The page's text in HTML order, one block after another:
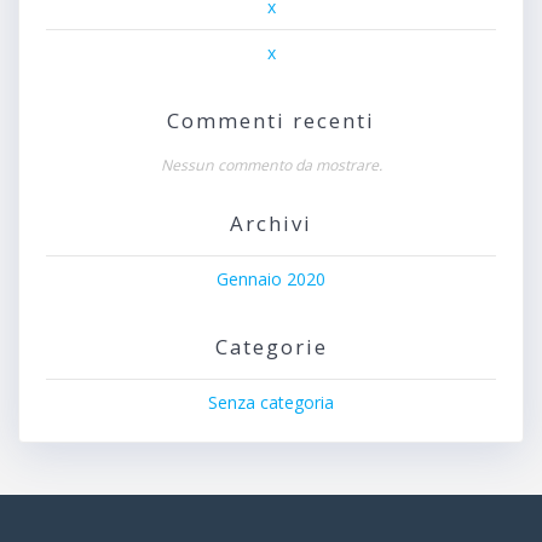
x
x
Commenti recenti
Nessun commento da mostrare.
Archivi
Gennaio 2020
Categorie
Senza categoria